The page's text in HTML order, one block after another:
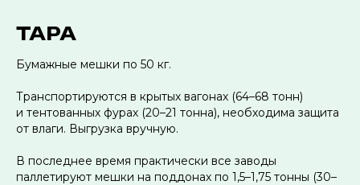
ТАРА
Бумажные мешки по 50 кг.
Транспортируются в крытых вагонах (64–68 тонн)
и тентованных фурах (20–21 тонна), необходима защита
от влаги. Выгрузка вручную.
В последнее время практически все заводы
паллетируют мешки на поддонах по 1,5–1,75 тонны (30–